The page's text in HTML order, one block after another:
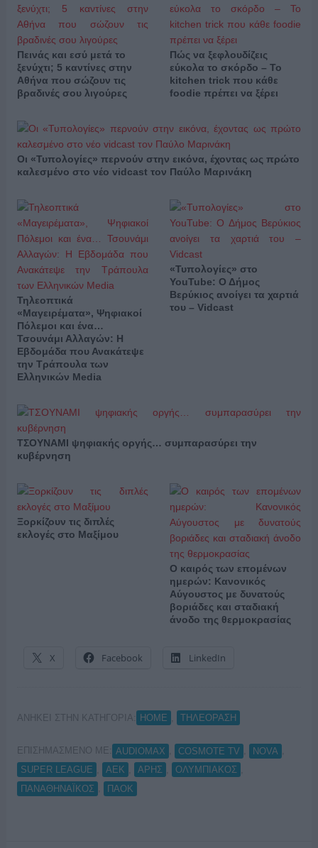
Πεινάς και εσύ μετά το
ξενύχτι; 5 καντίνες στην
Αθήνα που σώζουν τις
βραδινές σου λιγούρες
Πώς να ξεφλουδίζεις
εύκολα το σκόρδο – Το
kitchen trick που κάθε
foodie πρέπει να ξέρει
Οι «Τυπολογίες» περνούν στην εικόνα, έχοντας ως πρώτο
καλεσμένο στο νέο vidcast τον Παύλο Μαρινάκη
Τηλεοπτικά
«Μαγειρέματα», Ψηφιακοί
Πόλεμοι και ένα…
Τσουνάμι Αλλαγών: Η
Εβδομάδα που Ανακάτεψε
την Τράπουλα των
Ελληνικών Media
«Τυπολογίες» στο
YouTube: Ο Δήμος
Βερύκιος ανοίγει τα χαρτιά
του – Vidcast
ΤΣΟΥΝΑΜΙ ψηφιακής οργής… συμπαρασύρει την
κυβέρνηση
Ξορκίζουν τις διπλές
εκλογές στο Μαξίμου
Ο καιρός των επομένων
ημερών: Κανονικός
Αύγουστος με δυνατούς
βοριάδες και σταδιακή
άνοδο της θερμοκρασίας
X Facebook LinkedIn
ΑΝΗΚΕΙ ΣΤΗΝ ΚΑΤΗΓΟΡΙΑ: HOME ΤΗΛΕΟΡΑΣΗ
ΕΠΙΣΗΜΑΣΜΕΝΟ ΜΕ: AUDIOMAX COSMOTE TV NOVA
SUPER LEAGUE
ΑΕΚ ΑΡΗΣ ΟΛΥΜΠΙΑΚΟΣ
ΠΑΝΑΘΗΝΑΪΚΟΣ
ΠΑΟΚ